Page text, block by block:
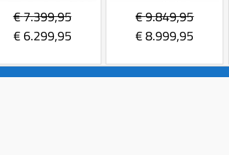
€7.399,95
€6.299,95
€9.849,95
€8.999,95